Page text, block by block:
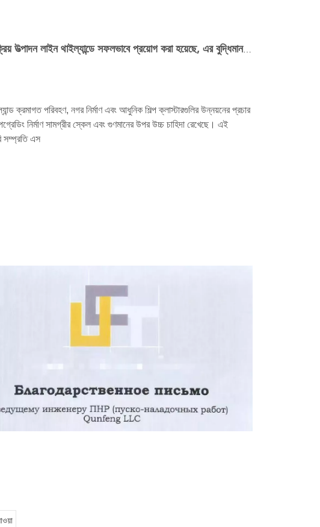
কুনফেং মেশিনারির স্বয়ংক্রিয় উত্পাদন লাইন থাইল্যান্ডে সফলভাবে প্রয়োগ করা হয়েছে, এর বুদ্ধিমান উত্পাদন সমাধান এবং স্থানীয় প্রযুক্তির মাধ্যমে বিদেশী বাজারে জনপ্রিয়তা অর্জন করেছে
ক্রমাগত পরিবহণ, নগর নির্মাণ এবং আধুনিক শিল্প ক্লাস্টারগুলির উন্নয়নের প্রচার
নির্মাণ সামগ্রীর স্কেল এবং গুণমানের উপর উচ্চ চাহিদা রেখেছে। এই
সম্প্রতি এস